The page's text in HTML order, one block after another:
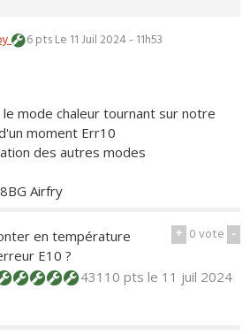
6 ptsLe 11 Juil 2024 - 11h53
mode chaleur tournant sur notre
moment Err10
des autres modes
Airfry
+ 0vote -
en température
E10 ?
43110 ptsle 11 juil 2024